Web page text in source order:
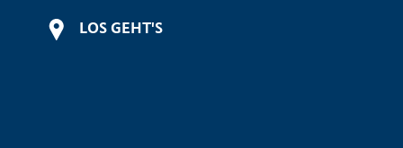
LOS GEHT'S